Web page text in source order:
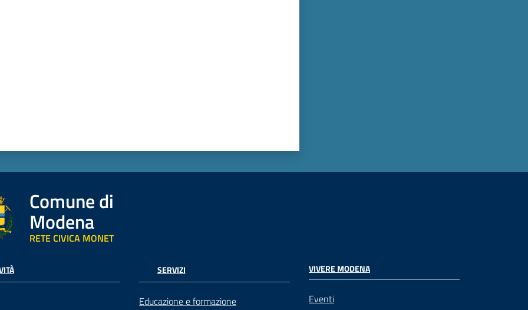
Comune di
Modena
RETE CIVICA MONET
SERVIZI
Educazione e formazione
VIVERE MODENA
Eventi